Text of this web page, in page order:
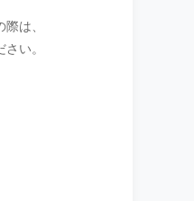
は、
い。